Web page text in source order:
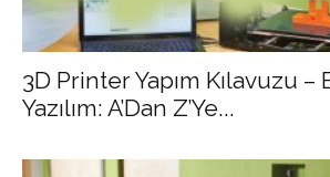
3D Printer Yapım Kılavuzu –
Yazılım: A’Dan Z’Ye...